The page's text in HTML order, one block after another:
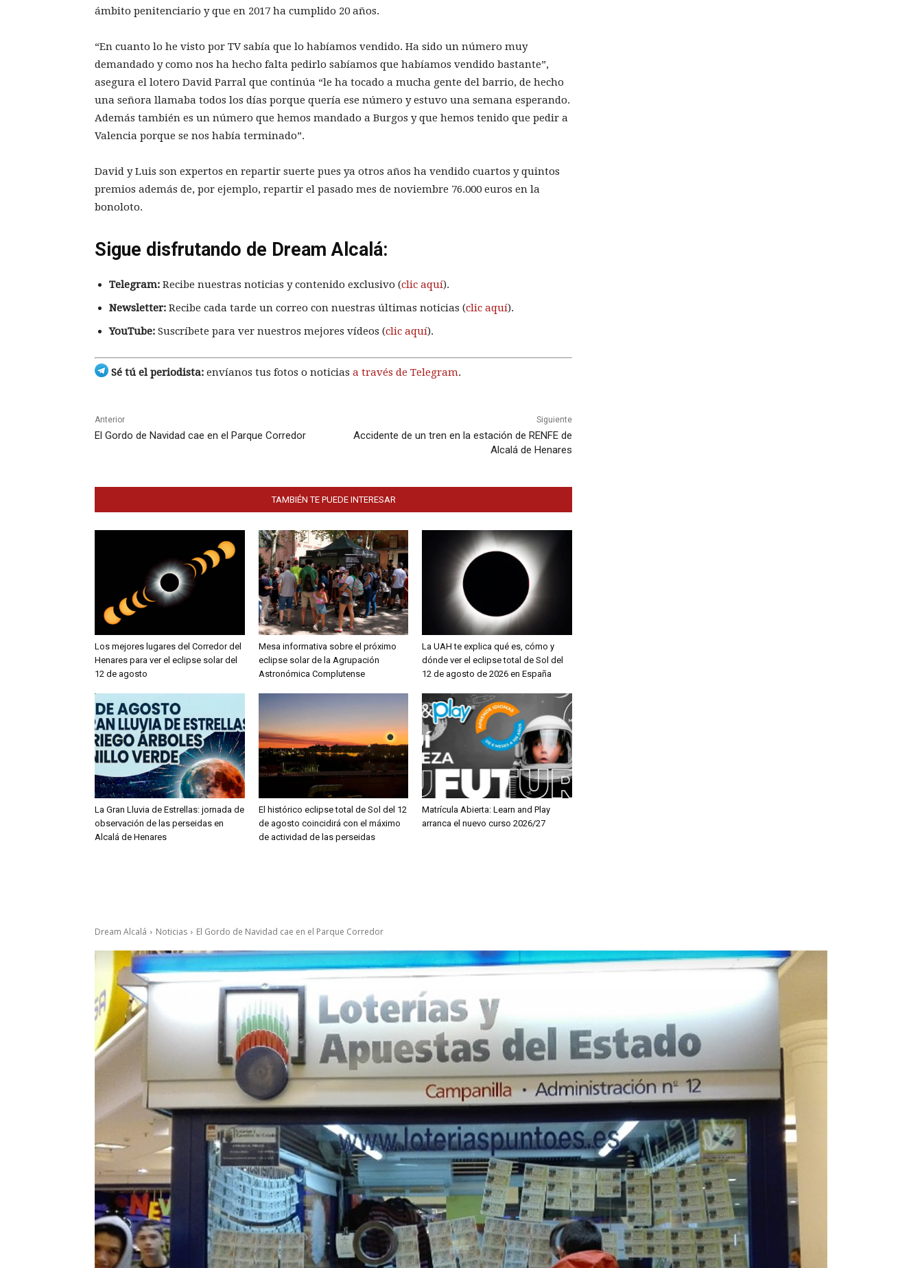
ámbito penitenciario y que en 2017 ha cumplido 20 años.
“En cuanto lo he visto por TV sabía que lo habíamos vendido. Ha sido un número muy
demandado y como nos ha hecho falta pedirlo sabíamos que habíamos vendido bastante”,
asegura el lotero David Parral que continúa “le ha tocado a mucha gente del barrio, de hecho
una señora llamaba todos los días porque quería ese número y estuvo una semana esperando.
Además también es un número que hemos mandado a Burgos y que hemos tenido que pedir a
Valencia porque se nos había terminado”.
David y Luis son expertos en repartir suerte pues ya otros años ha vendido cuartos y quintos
premios además de, por ejemplo, repartir el pasado mes de noviembre 76.000 euros en la
bonoloto.
Sigue disfrutando de Dream Alcalá:
Telegram: Recibe nuestras noticias y contenido exclusivo (clic aquí).
Newsletter: Recibe cada tarde un correo con nuestras últimas noticias (clic aquí).
YouTube: Suscríbete para ver nuestros mejores vídeos (clic aquí).
Sé tú el periodista: envíanos tus fotos o noticias a través de Telegram.
Anterior
El Gordo de Navidad cae en el Parque Corredor
Siguiente
Accidente de un tren en la estación de RENFE de
Alcalá de Henares
TAMBIÉN TE PUEDE INTERESAR
Los mejores lugares del Corredor del
Henares para ver el eclipse solar del
12 de agosto
Mesa informativa sobre el próximo
eclipse solar de la Agrupación
Astronómica Complutense
La UAH te explica qué es, cómo y
dónde ver el eclipse total de Sol del
12 de agosto de 2026 en España
La Gran Lluvia de Estrellas: jornada de
observación de las perseidas en
Alcalá de Henares
El histórico eclipse total de Sol del 12
de agosto coincidirá con el máximo
de actividad de las perseidas
Matrícula Abierta: Learn and Play
arranca el nuevo curso 2026/27